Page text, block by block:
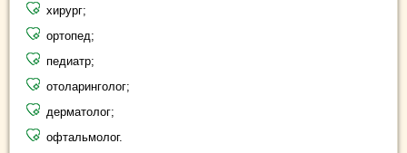
хирург;
ортопед;
педиатр;
отоларинголог;
дерматолог;
офтальмолог.